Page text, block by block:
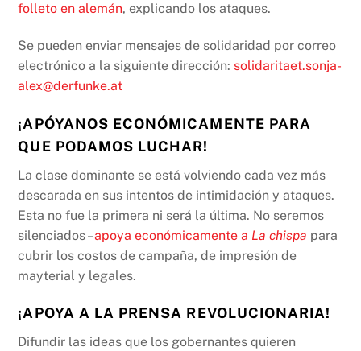
folleto en alemán, explicando los ataques.
Se pueden enviar mensajes de solidaridad por correo
electrónico a la siguiente dirección: solidaritaet.sonja-
alex@derfunke.at
¡APÓYANOS ECONÓMICAMENTE PARA
QUE PODAMOS LUCHAR!
La clase dominante se está volviendo cada vez más
descarada en sus intentos de intimidación y ataques.
Esta no fue la primera ni será la última. No seremos
silenciados –apoya económicamente a La chispa para
cubrir los costos de campaña, de impresión de
mayterial y legales.
¡APOYA A LA PRENSA REVOLUCIONARIA!
Difundir las ideas que los gobernantes quieren